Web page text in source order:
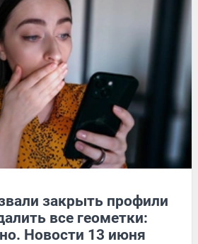
закрыть профили
все геометки:
Новости 13 июня